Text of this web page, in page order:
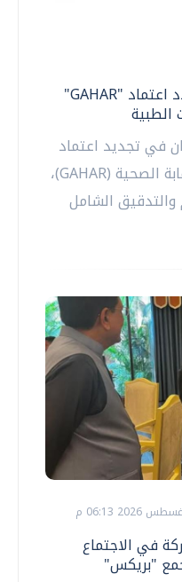
مستشفى مصر للطيران تجدد اعتماد "GAHAR"
الطبية
في تجديد اعتماد
الهيئة العامة للاعتماد والرقابة الصحية (GAHAR)،
والتدقيق الشامل
في الاجتماع
"بريكس"